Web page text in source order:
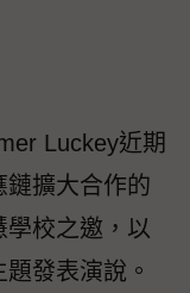
Luckey近期
鏈擴大合作的
校之邀，以
發表演說。